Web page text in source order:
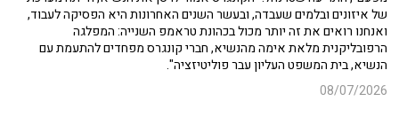
של איזונים ובלמים שעבדה, ובעשר השנים האחרונות היא הפסיקה לעבוד,
ואנחנו רואים את זה יותר מכול בכהונת טראמפ השנייה: המפלגה
הרפובליקנית מלאת אימה מהנשיא, חברי קונגרס מפחדים להתעמת עם
הנשיא, בית המשפט העליון עבר פוליטיזציה".
08/07/2026